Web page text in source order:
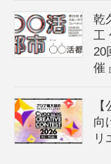
乾
工
20
催
向
リ